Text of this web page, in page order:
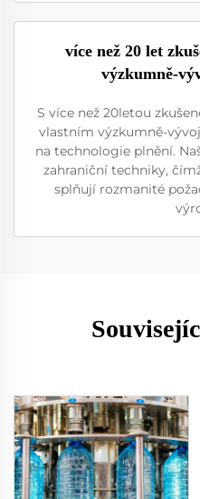
více než 20 let
výzkumně-
S více než 20letou
vlastním výzkumně-
na technologie plnění.
zahraniční techniky,
splňují rozmanité